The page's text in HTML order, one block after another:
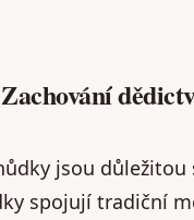
jsou důležitou
spojují tradiční